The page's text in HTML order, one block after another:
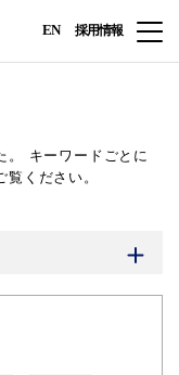
EN 採用情報
キーワードごとに
ください。